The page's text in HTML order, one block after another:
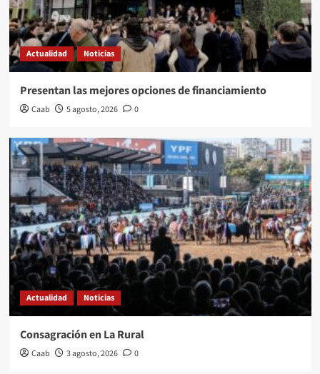
Actualidad Noticias
Presentan las mejores opciones de financiamiento
Caab 5 agosto, 2026 0
Actualidad Noticias
Consagración en La Rural
Caab 3 agosto, 2026 0